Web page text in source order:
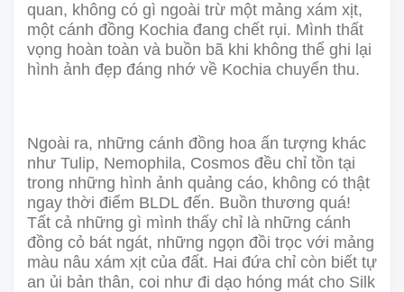
quan, không có gì ngoài trừ một mảng xám xịt,
một cánh đồng Kochia đang chết rụi. Mình thất
vọng hoàn toàn và buồn bã khi không thể ghi lại
hình ảnh đẹp đáng nhớ về Kochia chuyển thu.
Ngoài ra, những cánh đồng hoa ấn tượng khác
như Tulip, Nemophila, Cosmos đều chỉ tồn tại
trong những hình ảnh quảng cáo, không có thật
ngay thời điểm BLDL đến. Buồn thương quá!
Tất cả những gì mình thấy chỉ là những cánh
đồng cỏ bát ngát, những ngọn đồi trọc với mảng
màu nâu xám xịt của đất. Hai đứa chỉ còn biết tự
an ủi bản thân, coi như đi dạo hóng mát cho Silk